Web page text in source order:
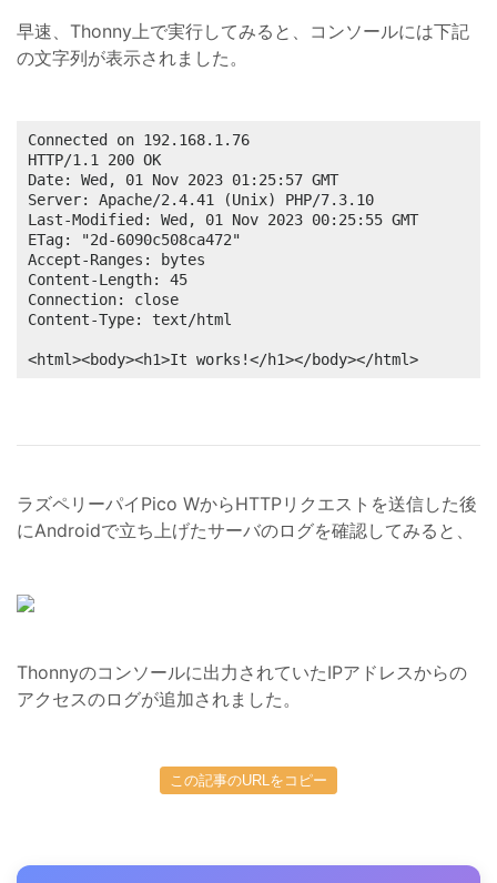
早速、Thonny上で実行してみると、コンソールには下記
の文字列が表示されました。
Connected on 192.168.1.76
HTTP/1.1 200 OK
Date: Wed, 01 Nov 2023 01:25:57 GMT
Server: Apache/2.4.41 (Unix) PHP/7.3.10
Last-Modified: Wed, 01 Nov 2023 00:25:55 GMT
ETag: "2d-6090c508ca472"
Accept-Ranges: bytes
Content-Length: 45
Connection: close
Content-Type: text/html
<html><body><h1>It works!</h1></body></html>
ラズペリーパイPico WからHTTPリクエストを送信した後
にAndroidで立ち上げたサーバのログを確認してみると、
Thonnyのコンソールに出力されていたIPアドレスからの
アクセスのログが追加されました。
この記事のURLをコピー